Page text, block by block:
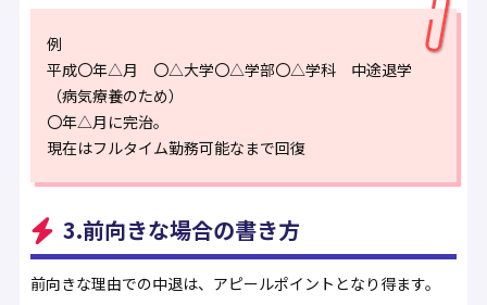
例
平成〇年△月 〇△大学〇△学部〇△学科 中途退学
（病気療養のため）
〇年△月に完治。
現在はフルタイム勤務可能なまで回復
3.前向きな場合の書き方
前向きな理由での中退は、アピールポイントとなり得ます。